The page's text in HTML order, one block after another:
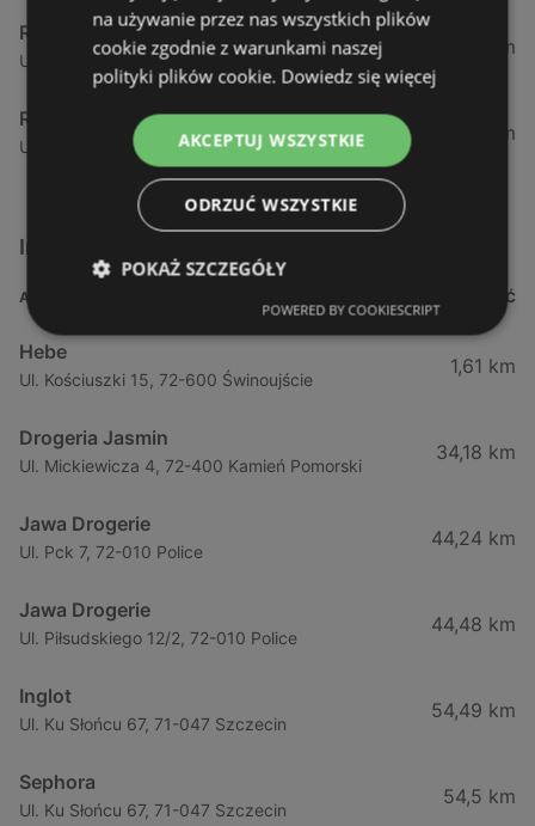
Rossmann
Ul. Gryfa Pomorskiego 15, 72-500 Międzyzdroje
12,47 km
Rossmann
Ul. Chrobrego 18, 72-400 Kamień Pomorski
34,17 km
Inne sklepy Kosmetyki w pobliżu
ADRES ODLEGŁOŚĆ
Hebe
Ul. Kościuszki 15, 72-600 Świnoujście
1,61 km
Drogeria Jasmin
Ul. Mickiewicza 4, 72-400 Kamień Pomorski
34,18 km
Jawa Drogerie
Ul. Pck 7, 72-010 Police
44,24 km
Jawa Drogerie
Ul. Piłsudskiego 12/2, 72-010 Police
44,48 km
Inglot
Ul. Ku Słońcu 67, 71-047 Szczecin
54,49 km
Sephora
Ul. Ku Słońcu 67, 71-047 Szczecin
54,5 km
na używanie przez nas wszystkich plików
cookie zgodnie z warunkami naszej
polityki plików cookie. Dowiedz się więcej
AKCEPTUJ WSZYSTKIE
ODRZUĆ WSZYSTKIE
POKAŻ SZCZEGÓŁY
POWERED BY COOKIESCRIPT